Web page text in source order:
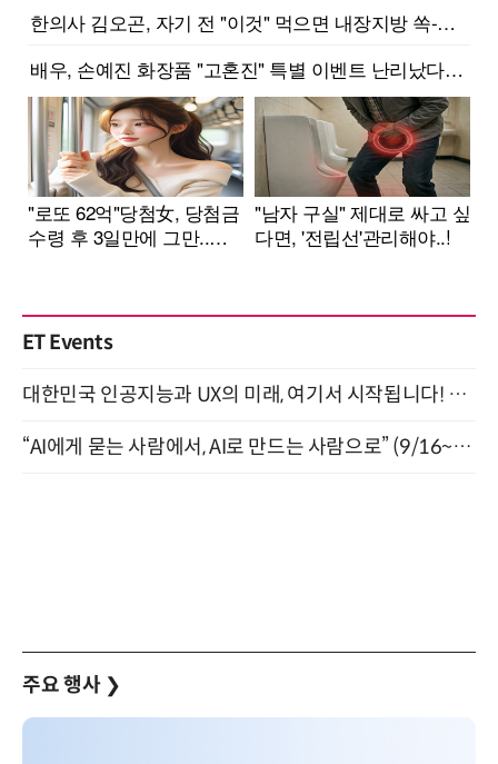
ET Events
대한민국 인공지능과 UX의 미래, 여기서 시작됩니다! UX Korea 2026 - Fall 9월 2일 개최
“AI에게 묻는 사람에서, AI로 만드는 사람으로” (9/16~17)
주요 행사 ❯